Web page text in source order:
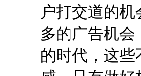
户打交道的
多的广告机
的时代，这